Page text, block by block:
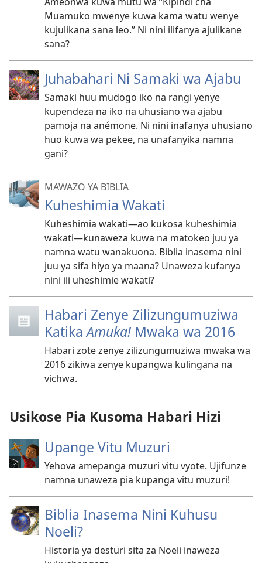
Muamuko mwenye kuwa kama watu wenye
kujulikana sana leo.” Ni nini ilifanya ajulikane
sana?
Juhabahari Ni Samaki wa Ajabu
Samaki huu mudogo iko na rangi yenye
kupendeza na iko na uhusiano wa ajabu
pamoja na anémone. Ni nini inafanya uhusiano
huo kuwa wa pekee, na unafanyika namna
gani?
MAWAZO YA BIBLIA
Kuheshimia Wakati
Kuheshimia wakati​—ao kukosa kuheshimia
wakati​—kunaweza kuwa na matokeo juu ya
namna watu wanakuona. Biblia inasema nini
juu ya sifa hiyo ya maana? Unaweza kufanya
nini ili uheshimie wakati?
Habari Zenye Zilizungumuziwa
KatikaAmuka! Mwaka wa 2016
Habari zote zenye zilizungumuziwa mwaka wa
2016 zikiwa zenye kupangwa kulingana na
vichwa.
Usikose Pia Kusoma Habari Hizi
Upange Vitu Muzuri
Yehova amepanga muzuri vitu vyote. Ujifunze
namna unaweza pia kupanga vitu muzuri!
Biblia Inasema Nini Kuhusu
Noeli?
Historia ya desturi sita za Noeli inaweza